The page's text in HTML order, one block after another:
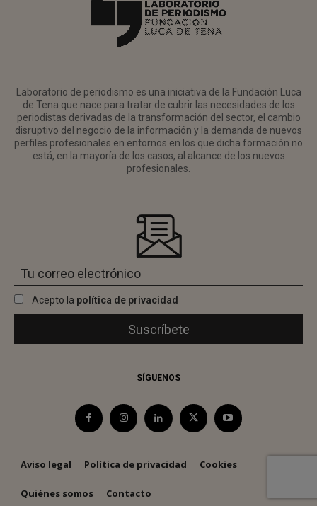
Laboratorio de periodismo es una iniciativa de la Fundación Luca
de Tena que nace para tratar de cubrir las necesidades de los
periodistas derivadas de la transformación del sector, el cambio
disruptivo del negocio de la información y la demanda de nuevos
perfiles profesionales en entornos en los que dicha formación no
está, en la mayoría de los casos, al alcance de los nuevos
profesionales.
Acepto la política de privacidad
SÍGUENOS
Aviso legal Política de privacidad Cookies
Quiénes somos Contacto